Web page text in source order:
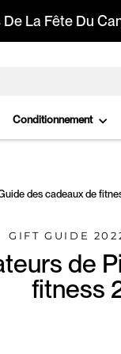
Conditionnement
des cadeaux de
GIFT GUIDE
de
fitness